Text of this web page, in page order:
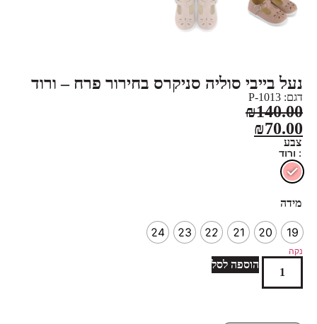
נעל בייבי סוליה סניקרס בחירור פרח – ורוד
דגם: 1013-P
₪140.00
₪70.00
צבע
: ורוד
מידה
19
20
21
22
23
24
נקה
הוספה לסל